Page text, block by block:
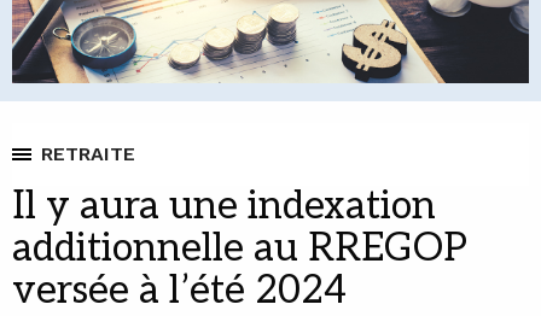
RETRAITE
Il y aura une indexation
additionnelle au RREGOP
versée à l’été 2024